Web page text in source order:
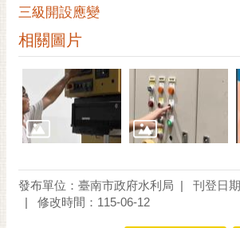
網
站
資
料
開
放
宣
告
市
府
交
三級開設應變
相關圖片
發布單位：臺南市政府水利局
刊登日
修改時間：115-06-12